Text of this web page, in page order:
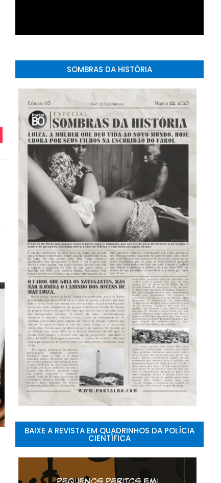
SOMBRAS DA HISTÓRIA
BAIXE A REVISTA EM QUADRINHOS DA POLÍCIA
CIENTÍFICA